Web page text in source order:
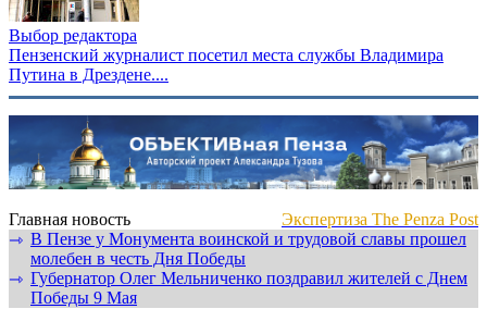
Выбор редактора
Пензенский журналист посетил места службы Владимира
Путина в Дрездене....
Главная новость
Экспертиза The Penza Post
⇾ В Пензе у Монумента воинской и трудовой славы прошел
молебен в честь Дня Победы
⇾ Губернатор Олег Мельниченко поздравил жителей с Днем
Победы 9 Мая